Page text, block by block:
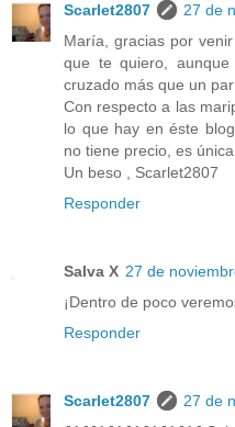
Scarlet2807
27 de
María, gracias por
que te quiero,
cruzado más que un par
Con respecto a las
lo que hay en éste
no tiene precio, es
Un beso , Scarlet2807
Responder
Salva X 27 de
¡Dentro de poco
Responder
Scarlet2807
27 de